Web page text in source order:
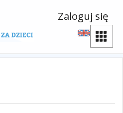
Zaloguj się